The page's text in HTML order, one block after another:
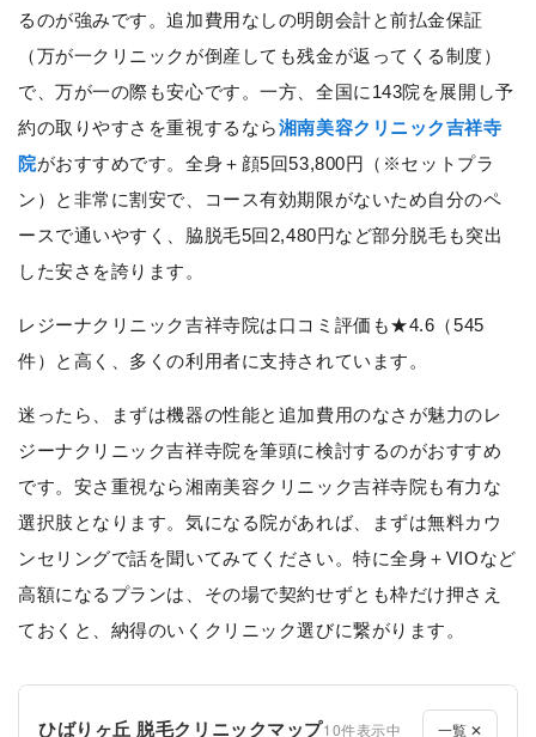
るのが強みです。追加費用なしの明朗会計と前払金保証
（万が一クリニックが倒産しても残金が返ってくる制度）
で、万が一の際も安心です。一方、全国に143院を展開し予
約の取りやすさを重視するなら湘南美容クリニック吉祥寺
院がおすすめです。全身＋顔5回53,800円（※セットプラ
ン）と非常に割安で、コース有効期限がないため自分のペ
ースで通いやすく、脇脱毛5回2,480円など部分脱毛も突出
した安さを誇ります。
レジーナクリニック吉祥寺院は口コミ評価も★4.6（545
件）と高く、多くの利用者に支持されています。
迷ったら、まずは機器の性能と追加費用のなさが魅力のレ
ジーナクリニック吉祥寺院を筆頭に検討するのがおすすめ
です。安さ重視なら湘南美容クリニック吉祥寺院も有力な
選択肢となります。気になる院があれば、まずは無料カウ
ンセリングで話を聞いてみてください。特に全身＋VIOなど
高額になるプランは、その場で契約せずとも枠だけ押さえ
ておくと、納得のいくクリニック選びに繋がります。
ひばりヶ丘 脱毛クリニックマップ10件表示中 一覧 ✕